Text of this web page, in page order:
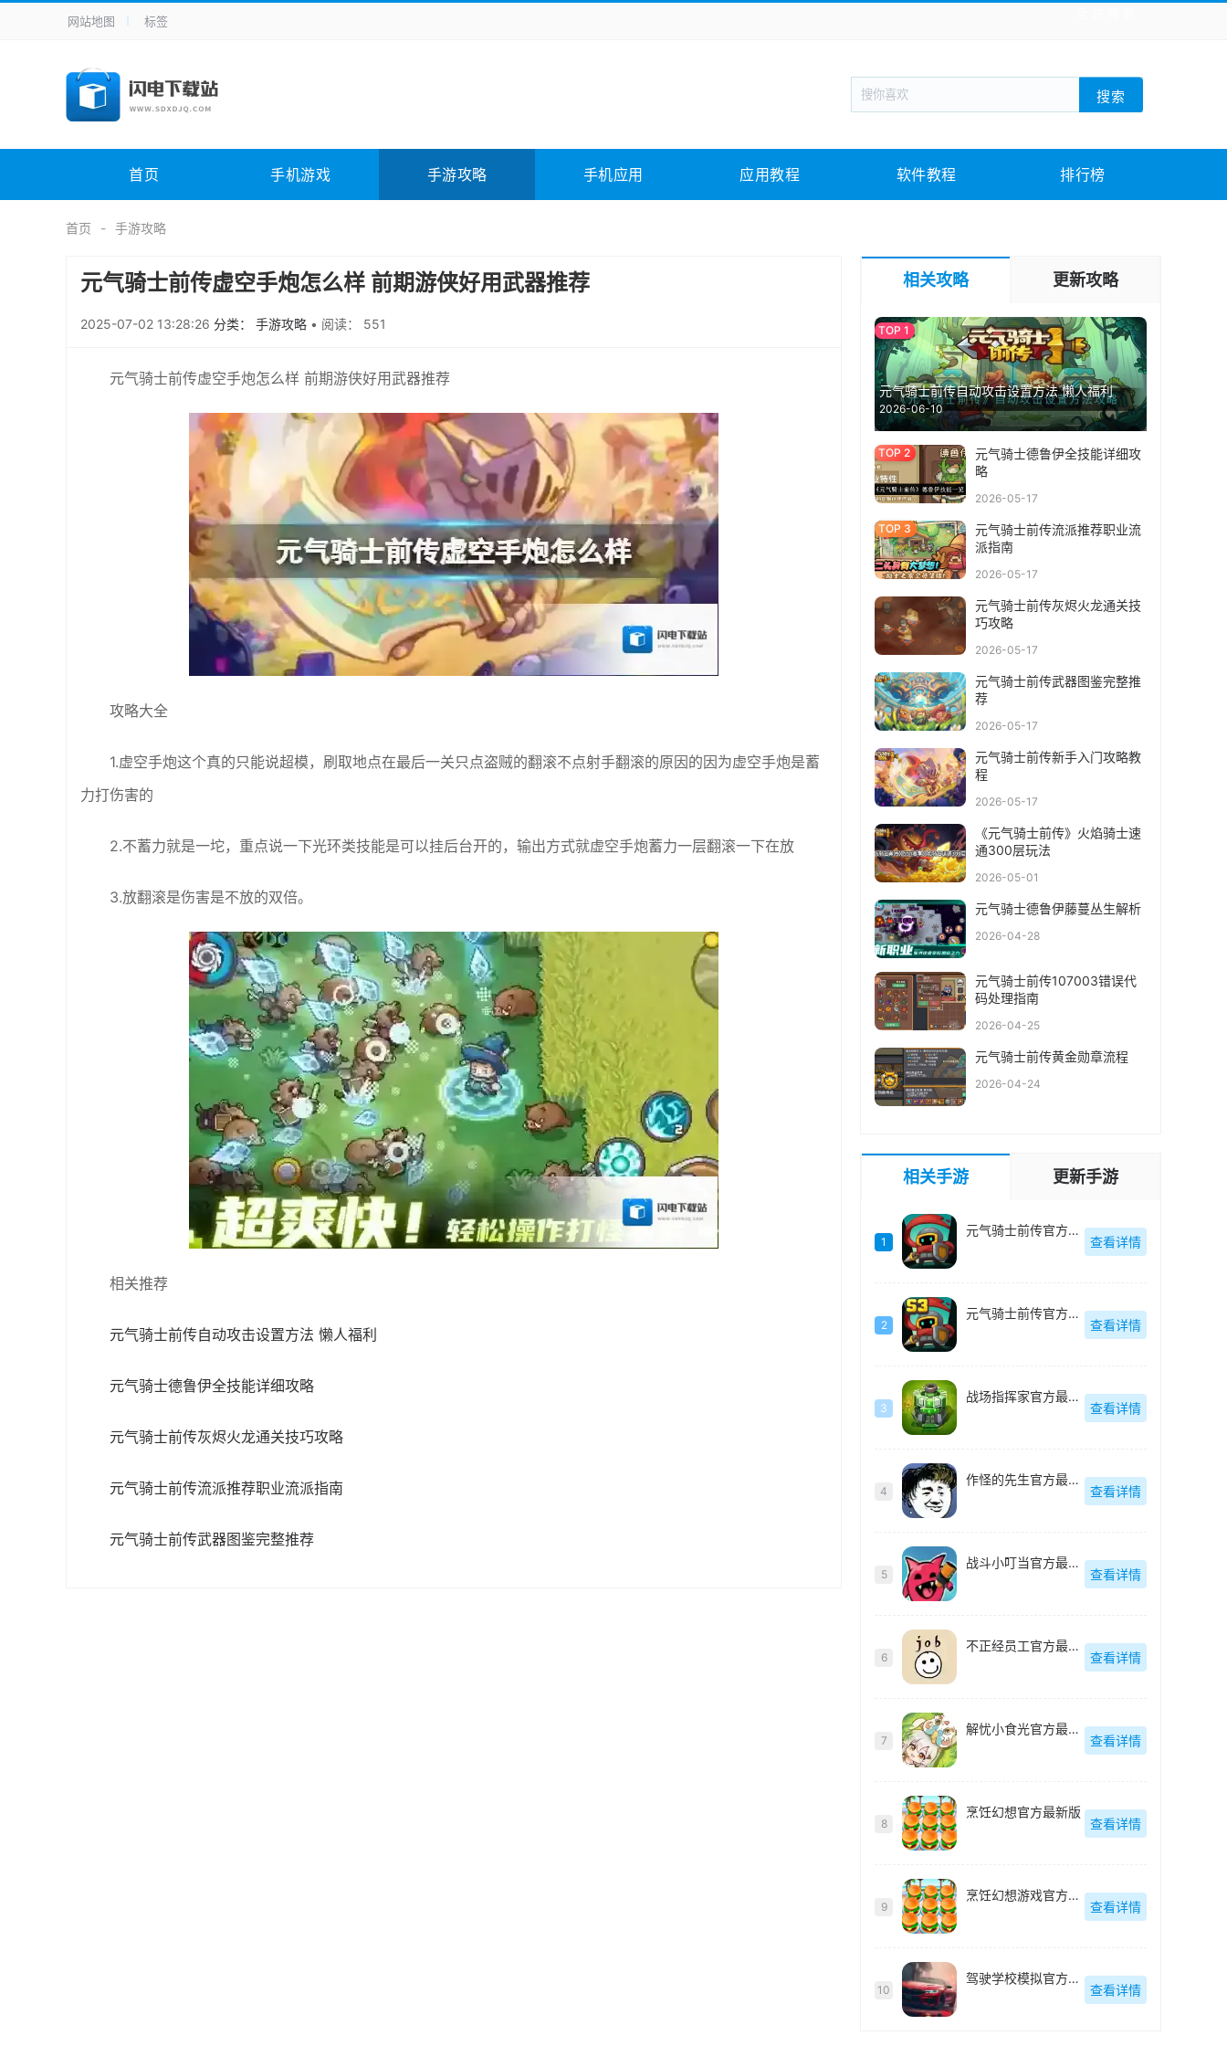
手机应用 新闻阅读 旅游出行 生活实用
手机游戏 H5游戏 回合网游 战棋游戏 枪战射击
电脑软件 其它类别 图形软件 安全相关 应用软件 影音软件 插件下载 教育教学 游戏娱乐 系统软件 素材下载
未分类 综合其它
网站地图 标签
搜索
首页 手机游戏 手游攻略 手机应用 应用教程 软件教程 排行榜
首页 手游攻略
元气骑士前传虚空手炮怎么样 前期游侠好用武器推荐
2025-07-02 13:28:26 分类： 手游攻略 • 阅读： 551
元气骑士前传虚空手炮怎么样 前期游侠好用武器推荐
攻略大全
1.虚空手炮这个真的只能说超模，刷取地点在最后一关只点盗贼的翻滚不点射手翻滚的原因的因为虚空手炮是蓄
力打伤害的
2.不蓄力就是一坨，重点说一下光环类技能是可以挂后台开的，输出方式就虚空手炮蓄力一层翻滚一下在放
3.放翻滚是伤害是不放的双倍。
相关推荐
元气骑士前传自动攻击设置方法 懒人福利
元气骑士德鲁伊全技能详细攻略
元气骑士前传灰烬火龙通关技巧攻略
元气骑士前传流派推荐职业流派指南
元气骑士前传武器图鉴完整推荐
相关攻略 更新攻略
元气骑士前传自动攻击设置方法 懒人福利
2026-06-10
元气骑士德鲁伊全技能详细攻
略
2026-05-17
元气骑士前传流派推荐职业流
派指南
2026-05-17
元气骑士前传灰烬火龙通关技
巧攻略
2026-05-17
元气骑士前传武器图鉴完整推
荐
2026-05-17
元气骑士前传新手入门攻略教
程
2026-05-17
《元气骑士前传》火焰骑士速
通300层玩法
2026-05-01
元气骑士德鲁伊藤蔓丛生解析
2026-04-28
元气骑士前传107003错误代
码处理指南
2026-04-25
元气骑士前传黄金勋章流程
2026-04-24
相关手游 更新手游
1
元气骑士前传官方最新版
查看详情
2
元气骑士前传官方最新版
查看详情
3
战场指挥家官方最新版
查看详情
4
作怪的先生官方最新版
查看详情
5
战斗小叮当官方最新版
查看详情
6
不正经员工官方最新版
查看详情
7
解忧小食光官方最新版
查看详情
8
烹饪幻想官方最新版
查看详情
9
烹饪幻想游戏官方最新版
查看详情
10
驾驶学校模拟官方最新版
查看详情